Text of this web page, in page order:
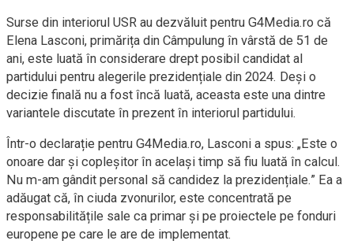
Surse din interiorul USR au dezvăluit pentru G4Media.ro că
Elena Lasconi, primărița din Câmpulung în vârstă de 51 de
ani, este luată în considerare drept posibil candidat al
partidului pentru alegerile prezidențiale din 2024. Deși o
decizie finală nu a fost încă luată, aceasta este una dintre
variantele discutate în prezent în interiorul partidului.
Într-o declarație pentru G4Media.ro, Lasconi a spus: „Este o
onoare dar și copleșitor în același timp să fiu luată în calcul.
Nu m-am gândit personal să candidez la prezidențiale.” Ea a
adăugat că, în ciuda zvonurilor, este concentrată pe
responsabilitățile sale ca primar și pe proiectele pe fonduri
europene pe care le are de implementat.